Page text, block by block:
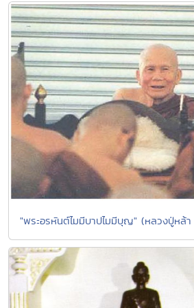
"พระอรหันต์ไมมีบาปไมมีบุญ" (หลวงปู่หล้า